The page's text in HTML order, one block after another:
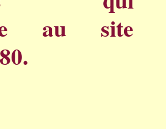
au site